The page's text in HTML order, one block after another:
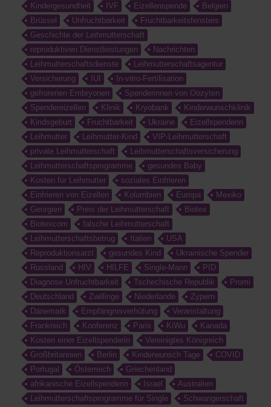
Kindergesundheit
IVF Eizellenspende
Belgien
Brüssel
Unfruchtbarkeit
Fruchtbarkeitsfensters
Geschichte der Leihmutterschaft
reproduktiven Dienstleistungen
Nachrichten
Leihmutterschaftsdienste
Leihmutterschaftsagentur
Versicherung
IUI
In-vitro-Fertilisation
gefrorenen Embryonen
Spenderinnen von Oozyten
Spendereizellen
Klinik Kryobank
Kinderwunschklinik
Kindsgeburt
Fruchtbarkeit Ukraine
Eizellspenderin
Leihmutter
Leihmutter-Kind
VIP-Leihmutterschaft
private Leihmutterschaft
Leihmutterschaftsversicherung
Leihmutterschaftsprogramme
gesundes Baby
Kosten für Leihmutter
soziales Einfrieren
Einfrieren von Eizellen
Kolumbien Europa
Mexiko
Georgien
Preis der Leihmutterschaft
Biotex
Biotexcom
falsche Leihmutterschaft
Leihmutterschaftsbetrug
Italien
USA
Reproduktionsarzt
gesundes Kind
Ukrainische Spender
Russland
HIV HILFE Single-Mann
PID
Diagnose Unfruchtbarkeit
Tschechische Republik
Promi
Deutschland
Zwillinge Niederlande
Zypern
Dänemark
Empfängnisverhütung
Veranstaltung
Frankreich
Konferenz Paris KiWu
Kanada
Kosten einer Eizellspenderin
Vereinigtes Königreich
Großbritannien
Berlin Kinderwunsch Tage
COVID
Portugal
Österreich
Griechenland
afrikanische Eizellspenderin
Israel
Australien
Leihmutterschaftsprogramme für Single
Schwangerschaft